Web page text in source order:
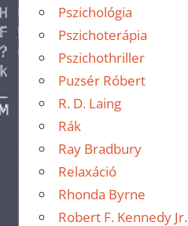
Pszichológia
Pszichoterápia
Pszichothriller
Puzsér Róbert
R. D. Laing
Rák
Ray Bradbury
Relaxáció
Rhonda Byrne
Robert F. Kennedy Jr.